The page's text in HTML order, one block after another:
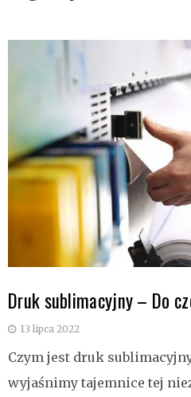
Druk sublimacyjny – Do
13 lipca 2022
Czym jest druk
wyjaśnimy tajemnice tej